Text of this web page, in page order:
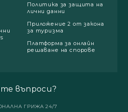
Политика за защита на
лични данни
Приложение 2 от закона
за туризма
Платформа за онлайн
решаване на спорове
въпроси?
ГРИЖА 24/7